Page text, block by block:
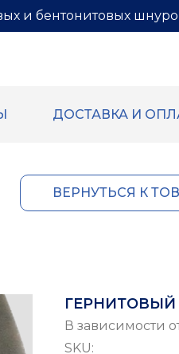
и бентонитовых
ДОСТАВКА И
ВЕРНУТЬСЯ К
ГЕРНИТОВЫЙ
В зависимости
SKU:
Korall